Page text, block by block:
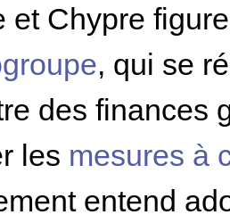
et Chypre
, qui se
des finances
les mesures à
entend